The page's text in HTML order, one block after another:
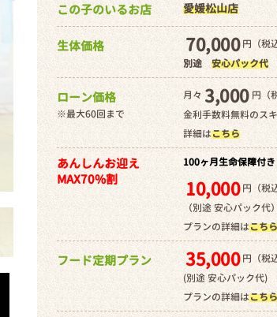
この子のいるお店 愛媛松山店
生体価格 70,000円（税
別途 安心パック代
ローン価格
※最大60回まで
月々 3,000 円（
金利手数料無料のス
詳細はこちら
あんしんお迎え
MAX70%割
100ヶ月生命保障付き
10,000 円（税
（別途 安心パック代）
プランの詳細はこちら
フード定期プラン 35,000 円（税
(別途 安心パック代)
プランの詳細はこちら